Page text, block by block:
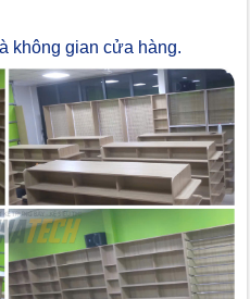
không gian cửa hàng.